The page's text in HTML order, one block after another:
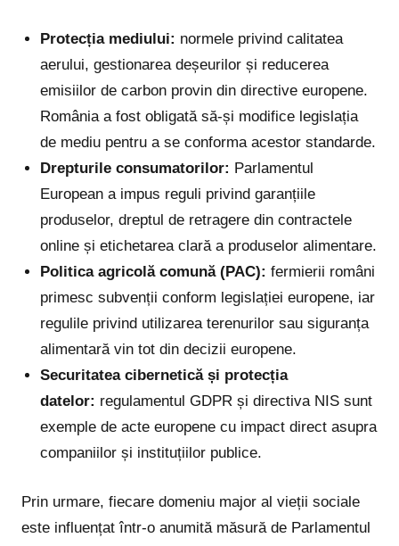
Protecția mediului: normele privind calitatea
aerului, gestionarea deșeurilor și reducerea
emisiilor de carbon provin din directive europene.
România a fost obligată să-și modifice legislația
de mediu pentru a se conforma acestor standarde.
Drepturile consumatorilor: Parlamentul
European a impus reguli privind garanțiile
produselor, dreptul de retragere din contractele
online și etichetarea clară a produselor alimentare.
Politica agricolă comună (PAC): fermierii români
primesc subvenții conform legislației europene, iar
regulile privind utilizarea terenurilor sau siguranța
alimentară vin tot din decizii europene.
Securitatea cibernetică și protecția
datelor: regulamentul GDPR și directiva NIS sunt
exemple de acte europene cu impact direct asupra
companiilor și instituțiilor publice.
Prin urmare, fiecare domeniu major al vieții sociale
este influențat într-o anumită măsură de Parlamentul